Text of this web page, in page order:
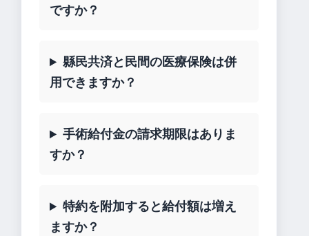
ですか？
縣民共済と民間の医療保険は併
用できますか？
手術給付金の請求期限はありま
すか？
特約を附加すると給付額は増え
ますか？